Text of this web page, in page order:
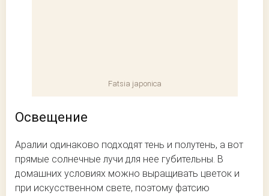
Fatsia japonica
Освещение
Аралии одинаково подходят тень и полутень, а вот
прямые солнечные лучи для нее губительны. В
домашних условиях можно выращивать цветок и
при искусственном свете, поэтому фатсию